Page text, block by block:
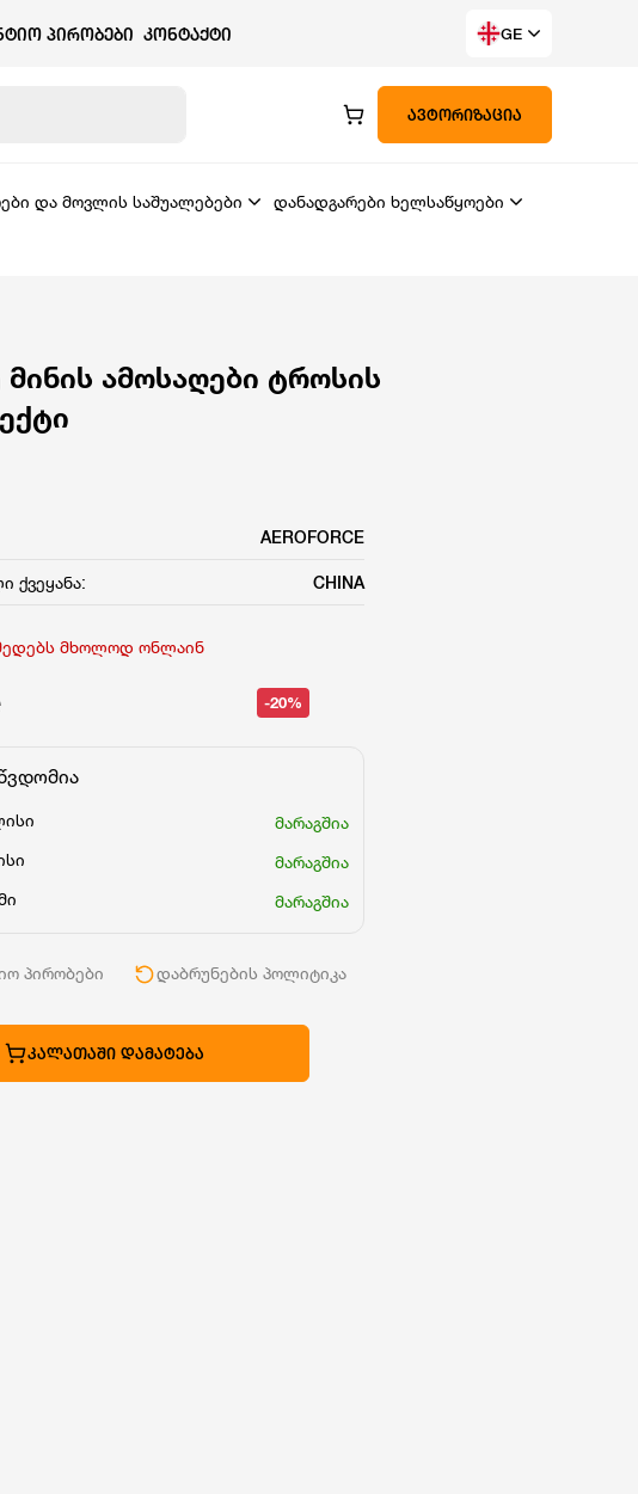
ᲞᲘᲠᲝᲑᲔᲑᲘ ᲙᲝᲜᲢᲐᲥᲢᲘ GE
ᲐᲕᲢᲝᲠᲘᲖᲐᲪᲘᲐ
და მოვლის საშუალებები
დანადგარები ხელსაწყოები
მინის ამოსაღები ტროსის
AEROFORCE
ქვეყანა: CHINA
მხოლოდ ონლაინ
-20%
მარაგშია
მარაგშია
მარაგშია
პირობები დაბრუნების პოლიტიკა
ᲙᲐᲚᲐᲗᲐᲨᲘ ᲓᲐᲛᲐᲢᲔᲑᲐ